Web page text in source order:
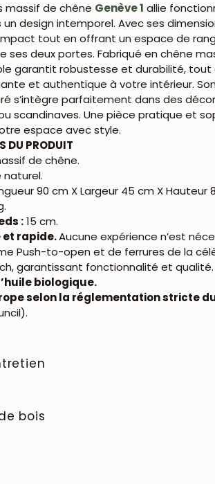
massif de chêne Genève 1 allie
design intemporel. Avec ses
tout en offrant un espace de
ses deux portes. Fabriqué en chêne
garantit robustesse et durabilité,
et authentique à votre intérieur.
s’intègre parfaitement dans des
scandinaves. Une pièce pratique et
espace avec style.
DU PRODUIT
de chêne.
naturel.
90 cm X Largeur 45 cm X Hauteur
:15 cm.
et rapide.Aucune expérience n’est
Push-to-open et de ferrures de la
garantissant fonctionnalité et qualité.
biologique.
selon la réglementation stricte du
des produits chimiques agressifs.
bois